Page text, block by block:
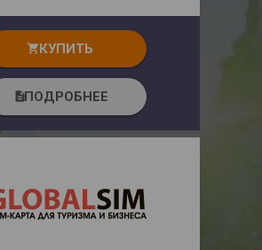
shopping_cartКУПИТЬ
descriptionПОДРОБНЕЕ